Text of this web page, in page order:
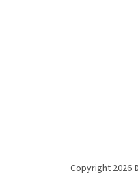
Copyright 2026